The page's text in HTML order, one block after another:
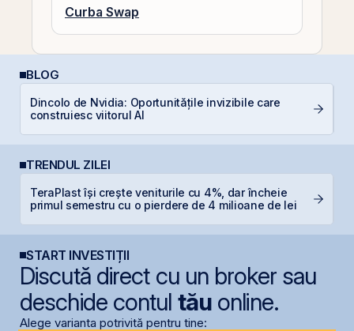
Curba Swap
BLOG
Dincolo de Nvidia: Oportunitățile invizibile care
construiesc viitorul AI
TRENDUL ZILEI
TeraPlast își crește veniturile cu 4%, dar încheie
primul semestru cu o pierdere de 4 milioane de lei
START INVESTIȚII
Discută direct cu un broker sau
deschide contul tăuonline.
Alege varianta potrivită pentru tine: